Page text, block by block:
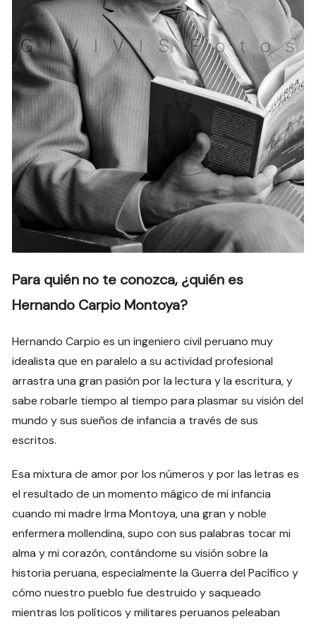
Para quién no te conozca, ¿quién es
Hernando Carpio Montoya?
Hernando Carpio es un ingeniero civil peruano muy
idealista que en paralelo a su actividad profesional
arrastra una gran pasión por la lectura y la escritura, y
sabe robarle tiempo al tiempo para plasmar su visión del
mundo y sus sueños de infancia a través de sus
escritos.
Esa mixtura de amor por los números y por las letras es
el resultado de un momento mágico de mi infancia
cuando mi madre Irma Montoya, una gran y noble
enfermera mollendina, supo con sus palabras tocar mi
alma y mi corazón, contándome su visión sobre la
historia peruana, especialmente la Guerra del Pacífico y
cómo nuestro pueblo fue destruido y saqueado
mientras los políticos y militares peruanos peleaban